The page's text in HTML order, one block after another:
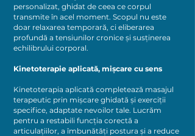
personalizat, ghidat de ceea ce corpul
transmite în acel moment. Scopul nu este
doar relaxarea temporară, ci eliberarea
profundă a tensiunilor cronice și susținerea
echilibrului corporal.
Kinetoterapie aplicată, mișcare cu sens
Kinetoterapia aplicată completează masajul
terapeutic prin mișcare ghidată și exerciții
specifice, adaptate nevoilor tale. Lucrăm
pentru a restabili funcția corectă a
articulațiilor, a îmbunătăți postura și a reduce